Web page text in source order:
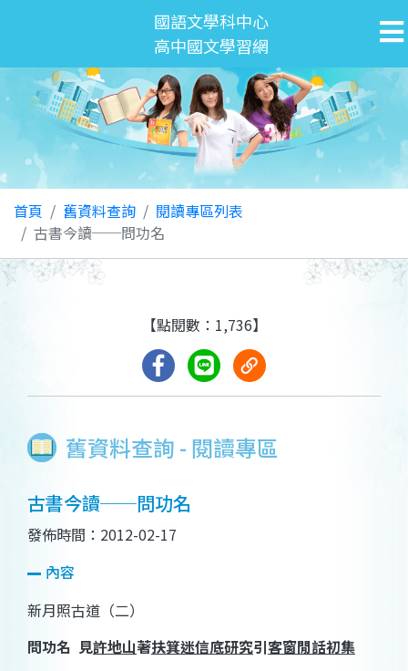
國語文學科中心
高中國文學習網
首頁 舊資料查詢
閱讀專區列表
古書今讀──問功名
舊資料查詢 - 閱讀專區
【點閱數：1,736】
古書今讀──問功名
發佈時間：2012-02-17
內容
新月照古道（二）
問功名 見許地山著扶箕迷信底研究引客窗閒話初集